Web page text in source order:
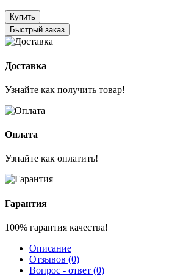
Купить
Быстрый заказ
Доставка
Узнайте как получить товар!
Оплата
Узнайте как оплатить!
Гарантия
100% гарантия качества!
Описание
Отзывов (0)
Вопрос - ответ (0)